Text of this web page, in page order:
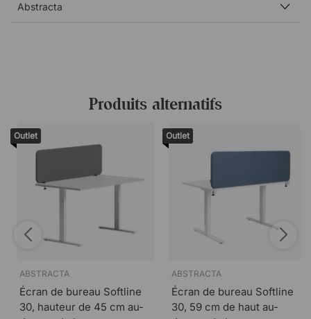
Tissus :
Salsa 31 - Bleu Salsa 35 - Vert
Abstracta
Produits alternatifs
Outlet
ABSTRACTA
Écran de bureau Softline
30, hauteur de 45 cm au-
Outlet
ABSTRACTA
Écran de bureau Softline
30, 59 cm de haut au-